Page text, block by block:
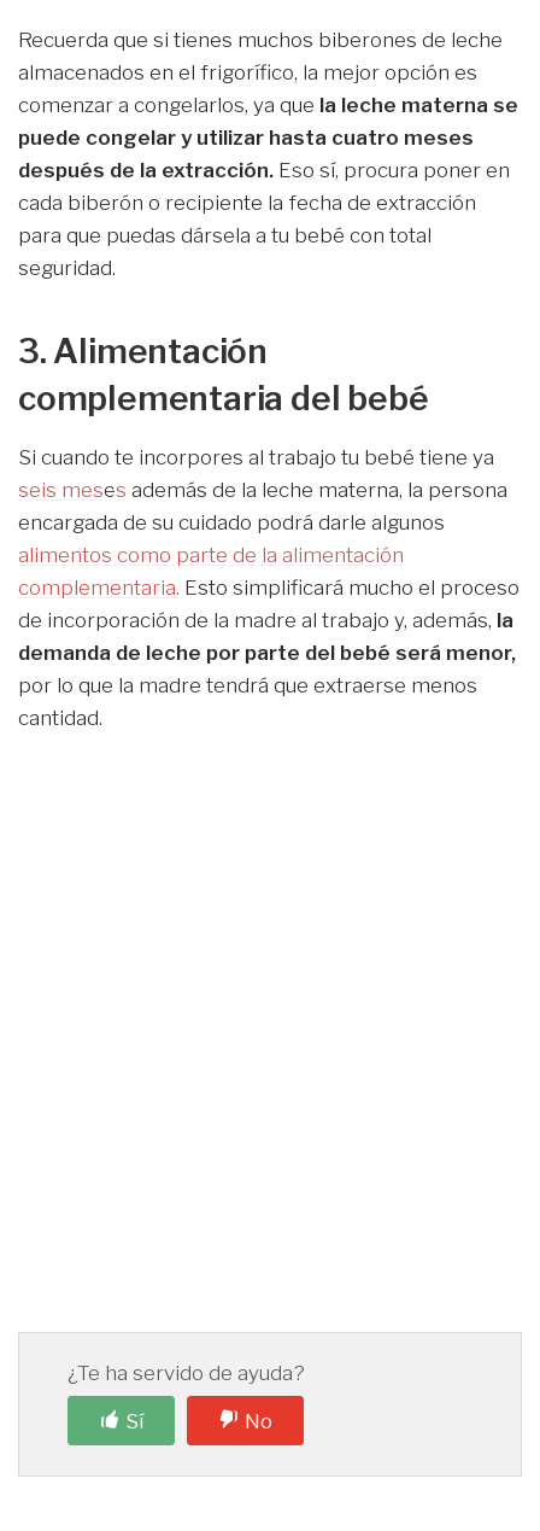
Recuerda que si tienes muchos biberones de leche
almacenados en el frigorífico, la mejor opción es
comenzar a congelarlos, ya que la leche materna se
puede congelar y utilizar hasta cuatro meses
después de la extracción. Eso sí, procura poner en
cada biberón o recipiente la fecha de extracción
para que puedas dársela a tu bebé con total
seguridad.
3. Alimentación
complementaria del bebé
Si cuando te incorpores al trabajo tu bebé tiene ya
seis meses además de la leche materna, la persona
encargada de su cuidado podrá darle algunos
alimentos como parte de la alimentación
complementaria. Esto simplificará mucho el proceso
de incorporación de la madre al trabajo y, además, la
demanda de leche por parte del bebé será menor,
por lo que la madre tendrá que extraerse menos
cantidad.
¿Te ha servido de ayuda?
Sí
No